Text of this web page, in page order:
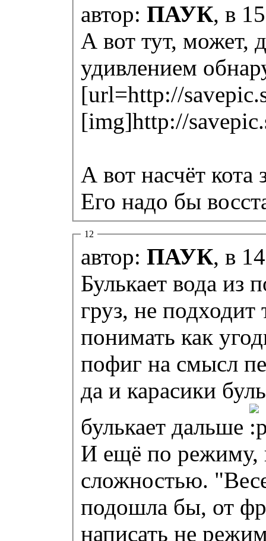
автор: ПАУК, в
А вот тут, может,
удивлением
[url=http://
[img]http://
А вот насчёт кота
Его надо бы
12
автор: ПАУК, в
Булькает вода из
груз, не
понимать как
пофиг на смысл
да и карасики
булькает дальше
И ещё по режиму,
сложностью.
подошла бы, от
написать не